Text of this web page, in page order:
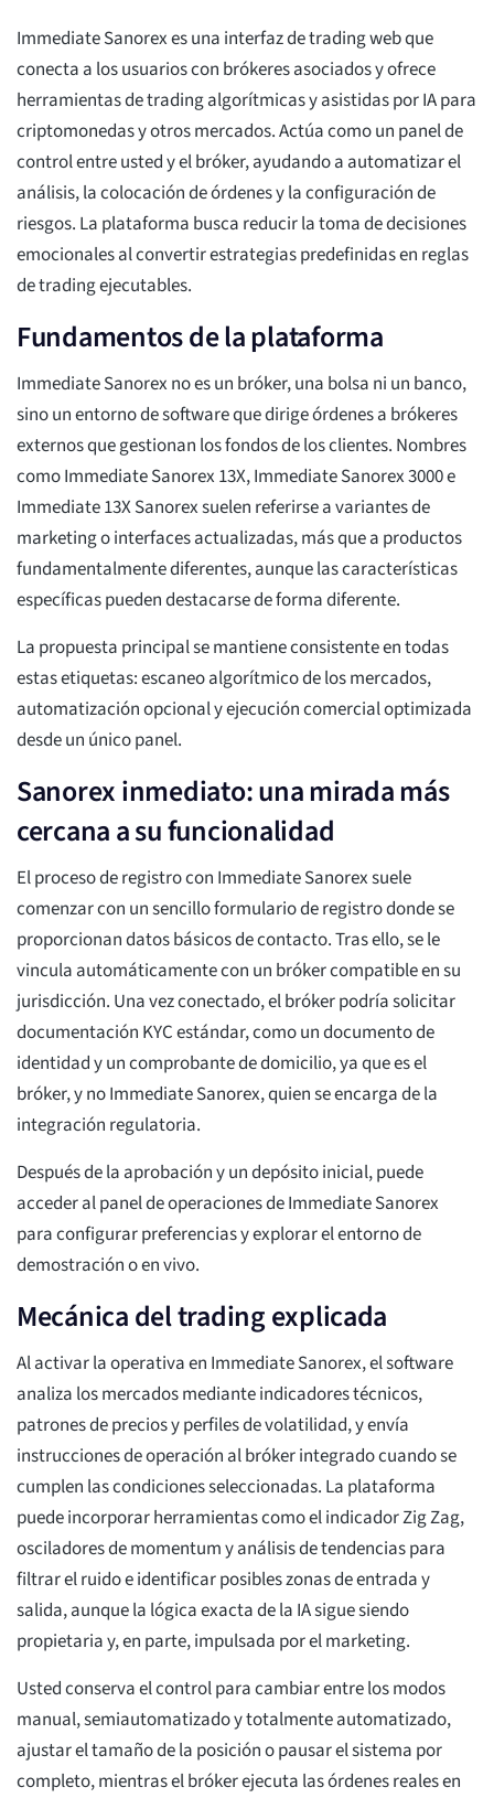
Immediate Sanorex es una interfaz de trading web que
conecta a los usuarios con brókeres asociados y ofrece
herramientas de trading algorítmicas y asistidas por IA para
criptomonedas y otros mercados. Actúa como un panel de
control entre usted y el bróker, ayudando a automatizar el
análisis, la colocación de órdenes y la configuración de
riesgos. La plataforma busca reducir la toma de decisiones
emocionales al convertir estrategias predefinidas en reglas
de trading ejecutables.
Fundamentos de la plataforma
Immediate Sanorex no es un bróker, una bolsa ni un banco,
sino un entorno de software que dirige órdenes a brókeres
externos que gestionan los fondos de los clientes. Nombres
como Immediate Sanorex 13X, Immediate Sanorex 3000 e
Immediate 13X Sanorex suelen referirse a variantes de
marketing o interfaces actualizadas, más que a productos
fundamentalmente diferentes, aunque las características
específicas pueden destacarse de forma diferente.
La propuesta principal se mantiene consistente en todas
estas etiquetas: escaneo algorítmico de los mercados,
automatización opcional y ejecución comercial optimizada
desde un único panel.
Sanorex inmediato: una mirada más
cercana a su funcionalidad
El proceso de registro con Immediate Sanorex suele
comenzar con un sencillo formulario de registro donde se
proporcionan datos básicos de contacto. Tras ello, se le
vincula automáticamente con un bróker compatible en su
jurisdicción. Una vez conectado, el bróker podría solicitar
documentación KYC estándar, como un documento de
identidad y un comprobante de domicilio, ya que es el
bróker, y no Immediate Sanorex, quien se encarga de la
integración regulatoria.
Después de la aprobación y un depósito inicial, puede
acceder al panel de operaciones de Immediate Sanorex
para configurar preferencias y explorar el entorno de
demostración o en vivo.
Mecánica del trading explicada
Al activar la operativa en Immediate Sanorex, el software
analiza los mercados mediante indicadores técnicos,
patrones de precios y perfiles de volatilidad, y envía
instrucciones de operación al bróker integrado cuando se
cumplen las condiciones seleccionadas. La plataforma
puede incorporar herramientas como el indicador Zig Zag,
osciladores de momentum y análisis de tendencias para
filtrar el ruido e identificar posibles zonas de entrada y
salida, aunque la lógica exacta de la IA sigue siendo
propietaria y, en parte, impulsada por el marketing.
Usted conserva el control para cambiar entre los modos
manual, semiautomatizado y totalmente automatizado,
ajustar el tamaño de la posición o pausar el sistema por
completo, mientras el bróker ejecuta las órdenes reales en